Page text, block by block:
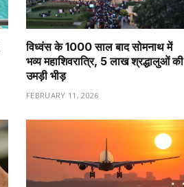
विध्वंस के 1000 साल बाद सोमनाथ में
भव्य महाशिवरात्रि, 5 लाख श्रद्धालुओं की
उमड़ी भीड़
FEBRUARY 11, 2026